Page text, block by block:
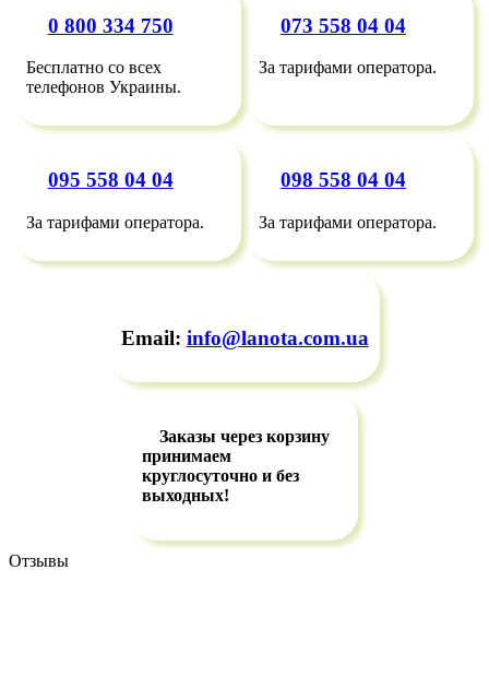
0 800 334 750
Бесплатно со всех
телефонов Украины.
073 558 04 04
За тарифами оператора.
095 558 04 04
За тарифами оператора.
098 558 04 04
За тарифами оператора.
Email: info@lanota.com.ua
Заказы через корзину
принимаем
круглосуточно и без
выходных!
Отзывы